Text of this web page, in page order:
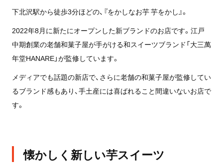
下北沢駅から徒歩3分ほどの、『をかしなお芋 芋をかし』。
2022年8月に新たにオープンした新ブランドのお店です。江戸
中期創業の老舗和菓子屋が手がける和スイーツブランド「大三萬
年堂HANARE」が監修しています。
メディアでも話題の新店で、さらに老舗の和菓子屋が監修してい
るブランド感もあり、手土産には喜ばれること間違いないお店で
す。
懐かしく新しい芋スイーツ